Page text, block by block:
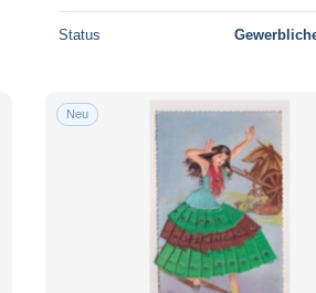
Status
Neu